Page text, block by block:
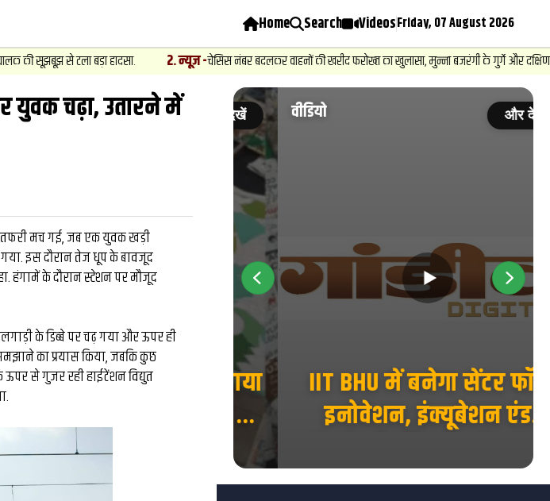
Home Search VideosFriday, 07 August 2026
बड़ा हादसा. 2.न्यूज़-चेसिस नंबर बदलकर वाहनों की खरीद फरोख्‍त का खुलासा, मुन्ना बजरंगी के गुर्गे और दक्षिण भारतीय गायिका
युवक चढ़ा, उतारने में
मच गई, जब एक युवक खड़ी
इस दौरान तेज धूप के बावजूद
हंगामें के दौरान स्टेशन पर मौजूद
के डिब्‍बे पर चढ़ गया और ऊपर ही
का प्रयास किया, जबकि कुछ
से गुजर रही हाईटेंशन विद्युत
और देखें
में संदूक पर दिखाया
दिया संदेश...
वीडियो और देखें
IIT BHU में बनेगा सेंटर फॉर
इनोवेशन, इंक्यूबेशन एंड
एंटरप्रेन्योरशिप, स्टार्टअप को
मिलेगा नया मंच...